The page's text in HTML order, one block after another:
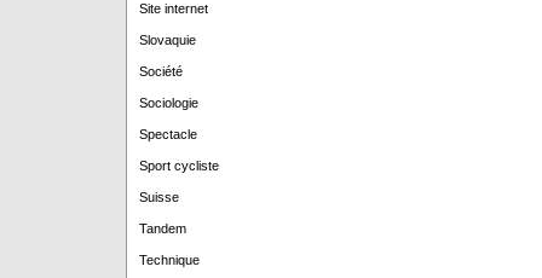
Site internet
Slovaquie
Société
Sociologie
Spectacle
Sport cycliste
Suisse
Tandem
Technique